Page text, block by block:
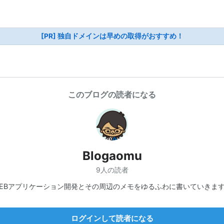
[PR] 独自ドメインは早めの取得がおすすめ！
このブログの読者になる
Blogaomu
9人の読者
アプリケーション開発とその周辺のメモをゆるふわに書いていきま
ログインして読者になる